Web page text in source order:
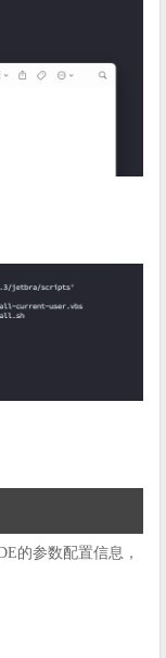
的参数配置信息，